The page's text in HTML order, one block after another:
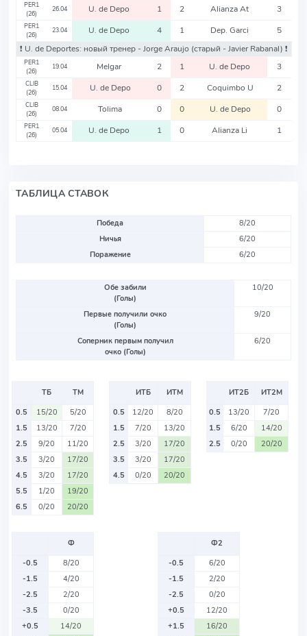
PER1
(26)
26.04 U. de Depo 1 2 Alianza At 3
PER1
(26)
23.04 U. de Depo 4 1 Dep. Garci
5
❗️ U. de Deportes: новый тренер - Jorge Araujo (старый - Javier Rabanal) ❗️
PER1
(26)
19.04 Melgar 2 1 U. de Depo 3
CLIB
(26)
15.04 U. de Depo 0 2 Coquimbo U 2
CLIB
(26)
08.04 Tolima 0 0 U. de Depo 0
PER1
(26)
05.04 U. de Depo 1 0 Alianza Li 1
ТАБЛИЦА СТАВОК
Победа
8/20
Ничья
6/20
Поражение
6/20
Обе забили
(Голы)
10/20
Первые получили очко
(Голы)
9/20
Соперник первым получил
очко (Голы)
6/20
ТБ
ТМ
0.5
15/20
5/20
1.5
13/20
7/20
2.5
9/20
11/20
3.5
3/20
17/20
4.5
3/20
17/20
5.5
1/20
19/20
6.5
0/20 20/20
ИТБ
ИТМ
0.5
12/20
8/20
1.5
7/20
13/20
2.5
3/20
17/20
3.5
3/20
17/20
4.5
0/20 20/20
ИТ2Б
ИТ2М
0.5
13/20
7/20
1.5
6/20
14/20
2.5
0/20 20/20
Ф
-0.5
8/20
-1.5
4/20
-2.5
2/20
-3.5
0/20
+0.5
14/20
Ф2
-0.5
6/20
-1.5
2/20
-2.5
0/20
+0.5
12/20
+1.5
16/20